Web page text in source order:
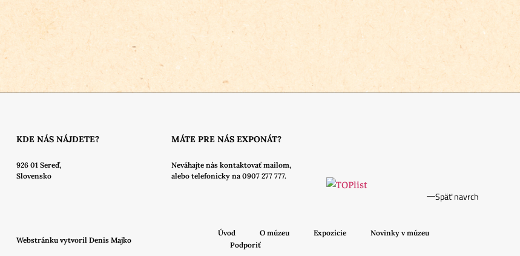
KDE NÁS NÁJDETE?
926 01 Sereď,
Slovensko
MÁTE PRE NÁS EXPONÁT?
Neváhajte nás kontaktovať mailom,
alebo telefonicky na 0907 277 777.
Webstránku vytvoril Denis Majko
Úvod O múzeu Expozície
Novinky v múzeu
Podporiť
Späť navrch